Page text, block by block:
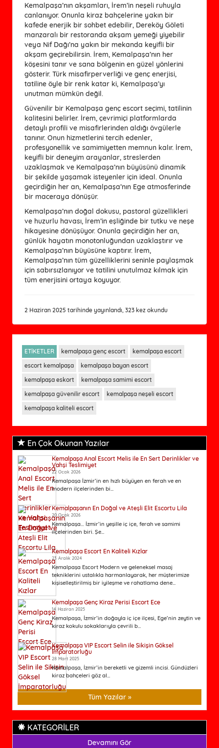
Kemalpaşa’nın akşamları, İrem’in neşeli ruhuyla
canlanıyor. Onunla kiraz bahçelerine yakın bir
kafede enerjik bir sohbet edebilir, Dereköy Göleti
manzaralı bir restoranda akşam yemeği yiyebilir
veya Nif Dağı’na yakın bir mekanda keyifli bir
akşam geçirebilirsin. İrem, Kemalpaşa’nın her
köşesini tanır ve sana bölgenin en güzel yönlerini
gösterir. Türk misafirperverliği ve genç enerjisi,
tatiline öyle bir renk katar ki, Kemalpaşa’yı
unutman mümkün değil.
Güvenilir bir Kemalpaşa genç escort seçimi, tatilinin
kalitesini belirler. İrem, çevrimiçi platformlarda
detaylı profili ve misafirlerinden aldığı övgülerle
tanınır. Onun hizmetlerini tercih edenler,
profesyonellik ve samimiyetten memnun kalır. İrem,
keyifli bir deneyim arayanlar, streslerden
uzaklaşmak ve Kemalpaşa’nın büyüsünü dinamik
bir şekilde yaşamak isteyenler için ideal. Onunla
geçirdiğin her an, Kemalpaşa’nın Ege atmosferinde
bir maceraya dönüşür.
Kemalpaşa’nın doğal dokusu, pastoral güzellikleri
ve huzurlu havası, İrem’in eşliğinde bir tutku ve neşe
hikayesine dönüşüyor. Onunla geçirdiğin her an,
günlük hayatın monotonluğundan uzaklaştırır ve
Kemalpaşa’nın büyüsüne kaptırır. İrem,
Kemalpaşa’nın tüm güzelliklerini seninle paylaşmak
için sabırsızlanıyor ve tatilini unutulmaz kılmak için
tüm enerjisini ortaya koyuyor.
2 Haziran 2025 tarihinde yayınlandı, 323 kez okundu
ETİKETLER kemalpaşa genç escort
kemalpaşa escort
escort kemalpaşa
kemalpaşa bayan escort
kemalpaşa eskort
kemalpaşa samimi escort
kemalpaşa güvenilir escort
kemalpaşa neşeli escort
kemalpaşa kaliteli escort
En Çok Okunan Yazılar
Kemalpaşa Anal Escort Melis ile En Sert Derinlikler ve
Vahşi Teslimiyet
22 Ocak 2026
Kemalpaşa İzmir’in en hızlı büyüyen en ferah ve en
modern ilçelerinden bi...
Kemalpaşanın En Doğal ve Ateşli Elit Escortu Lila
20 Ocak 2026
Kemalpaşa… İzmir’in yeşille iç içe, ferah ve samimi
ilçelerinden biri. Şe...
Kemalpaşa Escort En Kaliteli Kızlar
23 Aralık 2024
Kemalpaşa Escort Modern ve geleneksel masaj
tekniklerini ustalıkla harmanlayarak, her müşterimize
kişiselleştirilmiş bir iyileşme ve rahatlama dene...
Kemalpaşa Genç Kiraz Perisi Escort Ece
14 Haziran 2025
Kemalpaşa, İzmir’in doğayla iç içe ilçesi, Ege’nin zeytin ve
kiraz kokulu sokaklarıyla çevrili b...
Kemalpaşa VIP Escort Selin ile Sikişin Göksel
İmparatorluğu
28 Mart 2025
Kemalpaşa, İzmir’in bereketli ve gizemli incisi. Gündüzleri
kiraz bahçeleri göz al...
Tüm Yazılar »
KATEGORİLER
Devamını Gör